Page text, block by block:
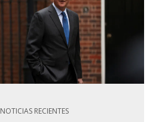
NOTICIAS RECIENTES